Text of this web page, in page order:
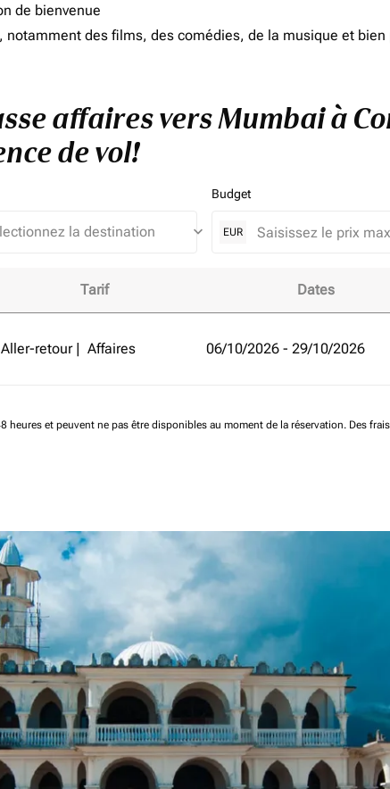
de bienvenue
des films, des comédies, de la musique et bien
affaires vers Mumbai à
de vol!
keyboard_arrow_down
Budget
EUR
Tarif Dates
Aller-retour | Affaires 06/10/2026 - 29/10/2026
heures et peuvent ne pas être disponibles au moment de la réservation. Des